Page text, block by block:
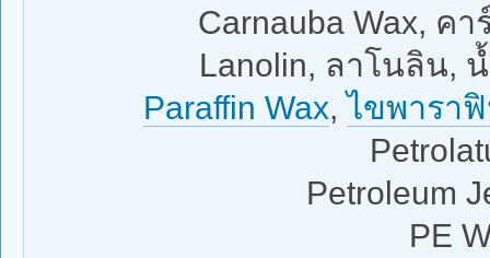
Carnauba Wax, ค
Lanolin, ลาโนลิน,
Paraffin Wax,ไขพารา
Petroleum
PE